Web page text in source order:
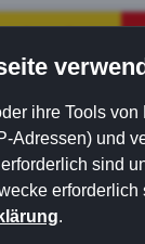
finanziell nicht
gesamte Arbeit
ihre Tools
Adressen) und
sind
.